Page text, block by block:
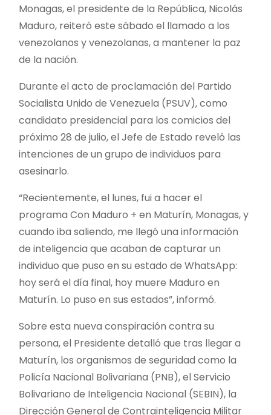
Monagas, el presidente de la República, Nicolás
Maduro, reiteró este sábado el llamado a los
venezolanos y venezolanas, a mantener la paz
de la nación.
Durante el acto de proclamación del Partido
Socialista Unido de Venezuela (PSUV), como
candidato presidencial para los comicios del
próximo 28 de julio, el Jefe de Estado reveló las
intenciones de un grupo de individuos para
asesinarlo.
“Recientemente, el lunes, fui a hacer el
programa Con Maduro + en Maturín, Monagas, y
cuando iba saliendo, me llegó una información
de inteligencia que acaban de capturar un
individuo que puso en su estado de WhatsApp:
hoy será el día final, hoy muere Maduro en
Maturín. Lo puso en sus estados”, informó.
Sobre esta nueva conspiración contra su
persona, el Presidente detalló que tras llegar a
Maturín, los organismos de seguridad como la
Policía Nacional Bolivariana (PNB), el Servicio
Bolivariano de Inteligencia Nacional (SEBIN), la
Dirección General de Contrainteligencia Militar